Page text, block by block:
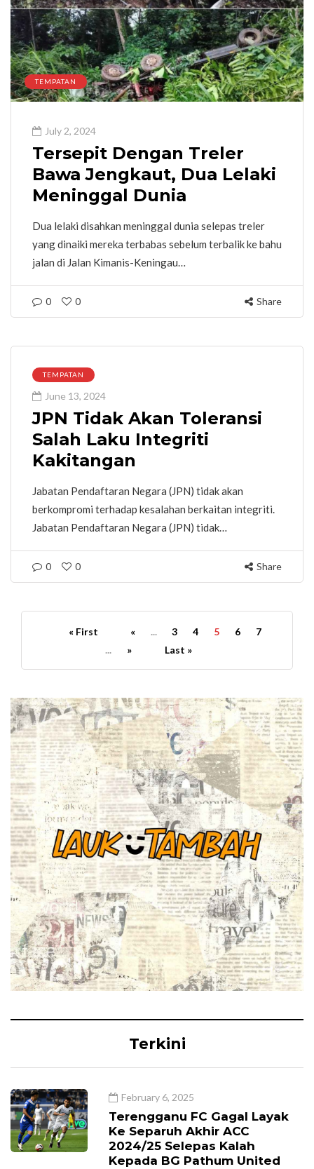
TEMPATAN
July 2, 2024
Tersepit Dengan Treler
Bawa Jengkaut, Dua Lelaki
Meninggal Dunia
Dua lelaki disahkan meninggal dunia selepas treler
yang dinaiki mereka terbabas sebelum terbalik ke bahu
jalan di Jalan Kimanis-Keningau…
0 0 Share
TEMPATAN
June 13, 2024
JPN Tidak Akan Toleransi
Salah Laku Integriti
Kakitangan
Jabatan Pendaftaran Negara (JPN) tidak akan
berkompromi terhadap kesalahan berkaitan integriti.
Jabatan Pendaftaran Negara (JPN) tidak…
0 0 Share
« First « ... 3 4 5 6
7
...
» Last »
Terkini
February 6, 2025
Terengganu FC Gagal Layak
Ke Separuh Akhir ACC
2024/25 Selepas Kalah
Kepada BG Pathum United